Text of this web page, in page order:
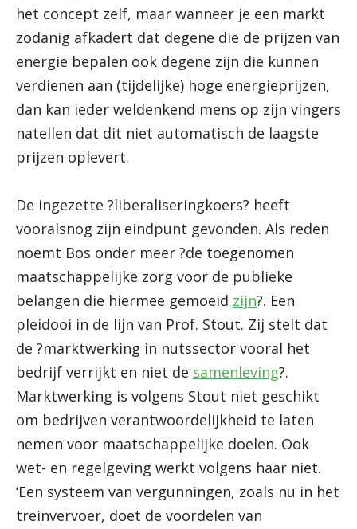
het concept zelf, maar wanneer je een markt
zodanig afkadert dat degene die de prijzen van
energie bepalen ook degene zijn die kunnen
verdienen aan (tijdelijke) hoge energieprijzen,
dan kan ieder weldenkend mens op zijn vingers
natellen dat dit niet automatisch de laagste
prijzen oplevert.
De ingezette ?liberaliseringkoers? heeft
vooralsnog zijn eindpunt gevonden. Als reden
noemt Bos onder meer ?de toegenomen
maatschappelijke zorg voor de publieke
belangen die hiermee gemoeid zijn?. Een
pleidooi in de lijn van Prof. Stout. Zij stelt dat
de ?marktwerking in nutssector vooral het
bedrijf verrijkt en niet de samenleving?.
Marktwerking is volgens Stout niet geschikt
om bedrijven verantwoordelijkheid te laten
nemen voor maatschappelijke doelen. Ook
wet- en regelgeving werkt volgens haar niet.
‘Een systeem van vergunningen, zoals nu in het
treinvervoer, doet de voordelen van